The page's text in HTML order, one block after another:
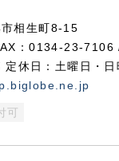
相生町8-15
：0134-23-
休日：土曜日・日
可